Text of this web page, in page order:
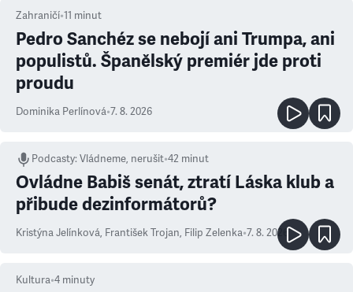
Zahraničí•11 minut
Pedro Sanchéz se nebojí ani Trumpa, ani
populistů. Španělský premiér jde proti
proudu
Dominika Perlínová•7. 8. 2026
Podcasty:Vládneme, nerušit•42 minut
Ovládne Babiš senát, ztratí Láska klub a
přibude dezinformátorů?
Kristýna Jelínková, František Trojan, Filip Zelenka•7. 8. 2026
Kultura•4 minuty